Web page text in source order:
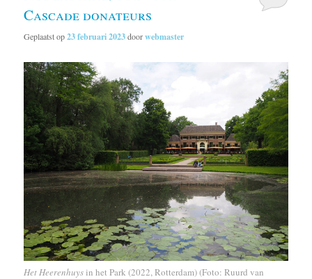
Cascade donateurs
Geplaatst op23 februari 2023doorwebmaster
Het Heerenhuys in het Park (2022, Rotterdam) (Foto: Ruurd van